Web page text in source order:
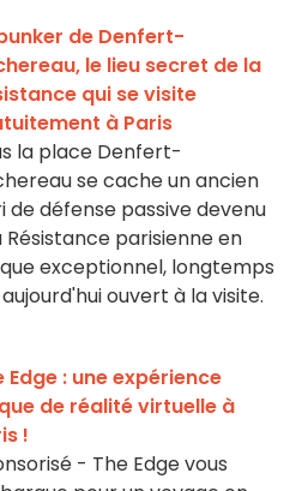
de Denfert-
le lieu secret de la
qui se visite
à Paris
la place Denfert-
se cache un ancien
de défense passive devenu
parisienne en
exceptionnel, longtemps
ouvert à la visite.
Edge : une expérience
de réalité virtuelle à
!
- The Edge vous